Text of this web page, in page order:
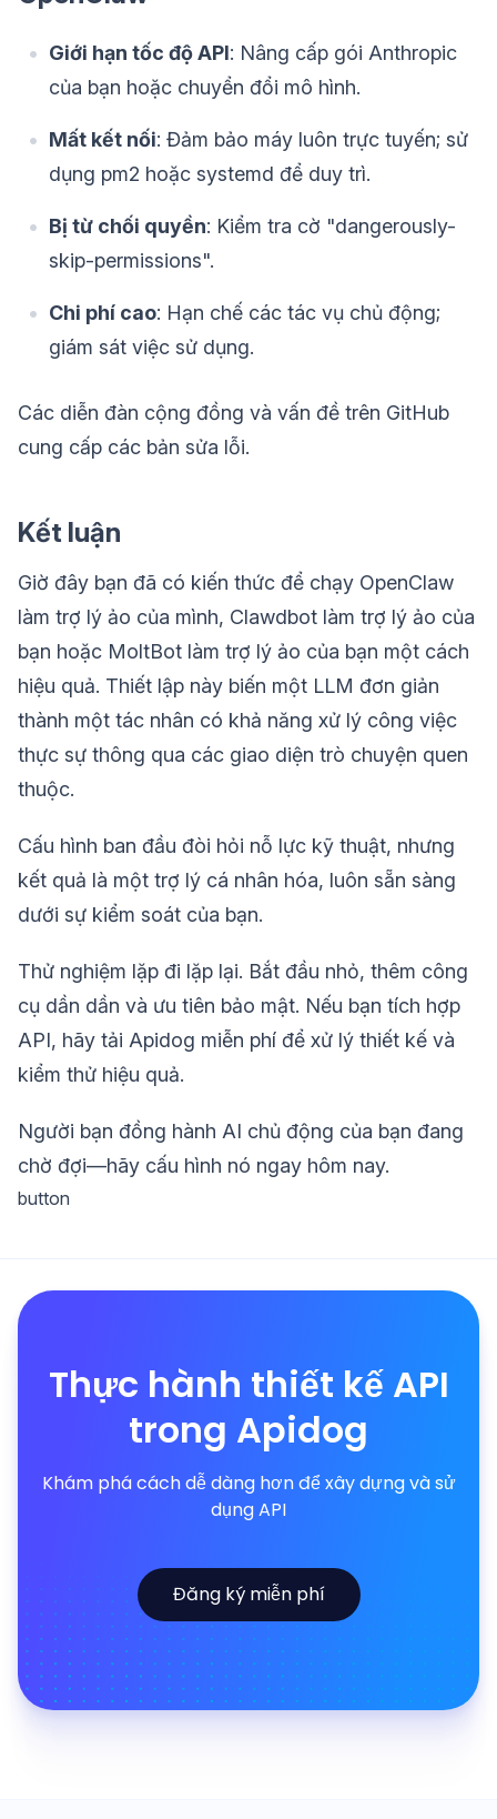
Giới hạn tốc độ API: Nâng cấp gói Anthropic
của bạn hoặc chuyển đổi mô hình.
Mất kết nối: Đảm bảo máy luôn trực tuyến; sử
dụng pm2 hoặc systemd để duy trì.
Bị từ chối quyền: Kiểm tra cờ "dangerously-
skip-permissions".
Chi phí cao: Hạn chế các tác vụ chủ động;
giám sát việc sử dụng.
Các diễn đàn cộng đồng và vấn đề trên GitHub
cung cấp các bản sửa lỗi.
Kết luận
Giờ đây bạn đã có kiến thức để chạy OpenClaw
làm trợ lý ảo của mình, Clawdbot làm trợ lý ảo của
bạn hoặc MoltBot làm trợ lý ảo của bạn một cách
hiệu quả. Thiết lập này biến một LLM đơn giản
thành một tác nhân có khả năng xử lý công việc
thực sự thông qua các giao diện trò chuyện quen
thuộc.
Cấu hình ban đầu đòi hỏi nỗ lực kỹ thuật, nhưng
kết quả là một trợ lý cá nhân hóa, luôn sẵn sàng
dưới sự kiểm soát của bạn.
Thử nghiệm lặp đi lặp lại. Bắt đầu nhỏ, thêm công
cụ dần dần và ưu tiên bảo mật. Nếu bạn tích hợp
API, hãy tải Apidog miễn phí để xử lý thiết kế và
kiểm thử hiệu quả.
Người bạn đồng hành AI chủ động của bạn đang
chờ đợi—hãy cấu hình nó ngay hôm nay.
button
Thực hành thiết kế API
trong Apidog
Khám phá cách dễ dàng hơn để xây dựng và sử
dụng API
Đăng ký miễn phí